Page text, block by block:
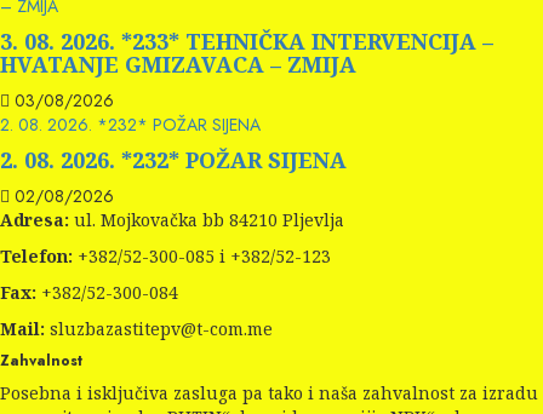
– ZMIJA
3. 08. 2026. *233* TEHNIČKA INTERVENCIJA –
HVATANJE GMIZAVACA – ZMIJA
03/08/2026
2. 08. 2026. *232* POŽAR SIJENA
2. 08. 2026. *232* POŽAR SIJENA
02/08/2026
Adresa: ul. Mojkovačka bb 84210 Pljevlja
Telefon: +382/52-300-085 i +382/52-123
Fax: +382/52-300-084
Mail: sluzbazastitepv@t-com.me
Zahvalnost
Posebna i isključiva zasluga pa tako i naša zahvalnost za izradu